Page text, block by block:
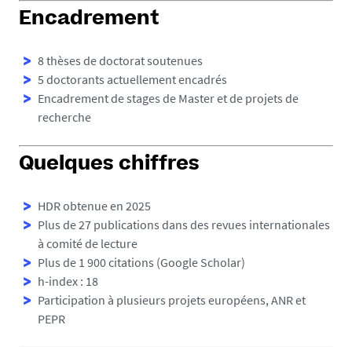
Encadrement
8 thèses de doctorat soutenues
5 doctorants actuellement encadrés
Encadrement de stages de Master et de projets de
recherche
Quelques chiffres
HDR obtenue en 2025
Plus de 27 publications dans des revues internationales
à comité de lecture
Plus de 1 900 citations (Google Scholar)
h-index : 18
Participation à plusieurs projets européens, ANR et
PEPR